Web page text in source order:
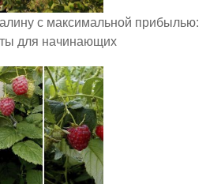
с максимальной прибылью:
для начинающих